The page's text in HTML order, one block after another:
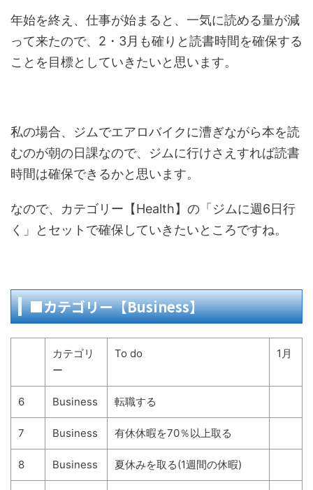
年始を終え、仕事が始まると、一気に読める量が減
って来たので、2・3月も確りと読書時間を確保する
ことを目標としていきたいと思います。
私の場合、ジムでエアロバイクに漕ぎながら本を読
むのが朝の日課なので、ジムに行けさえすれば読書
時間は確保できるかと思います。
なので、カテゴリー【Health】の「ジムに週6日行
く」とセットで確保していきたいところですね。
■カテゴリー【Business】
カテゴリ
ー
To do 1月
6 Business 転職する
7 Business 有休休暇を70％以上取る
8 Business 夏休みを取る(1週間の休暇)